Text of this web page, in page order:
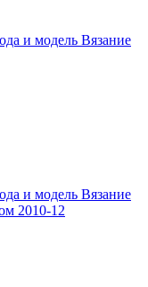
и модель Вязание
и модель Вязание
2010-12